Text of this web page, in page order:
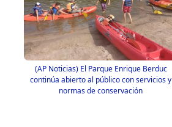
(AP Noticias) El Parque Enrique Berduc
continúa abierto al público con servicios y
normas de conservación